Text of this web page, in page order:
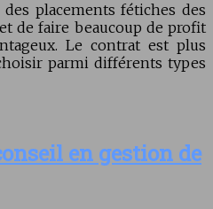
des placements fétiches des
de faire beaucoup de profit
Le contrat est plus
parmi différents types
en gestion de